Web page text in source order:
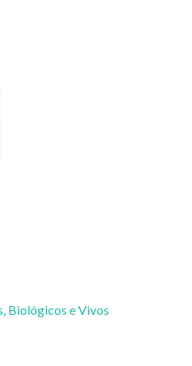
Biológicos e Vivos